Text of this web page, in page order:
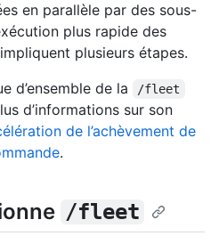
en parallèle par des sous-
plus rapide des
plusieurs étapes.
d’ensemble de la
/fleet
d’informations sur son
de l’achèvement de
.
/fleet